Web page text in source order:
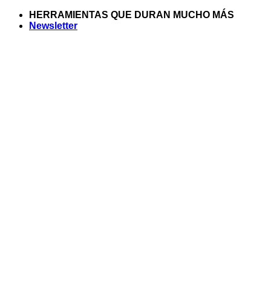
Saltar
HERRAMIENTAS QUE DURAN MUCHO MÁS
Newsletter